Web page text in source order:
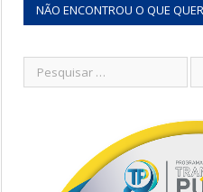
NÃO ENCONTROU O QUE